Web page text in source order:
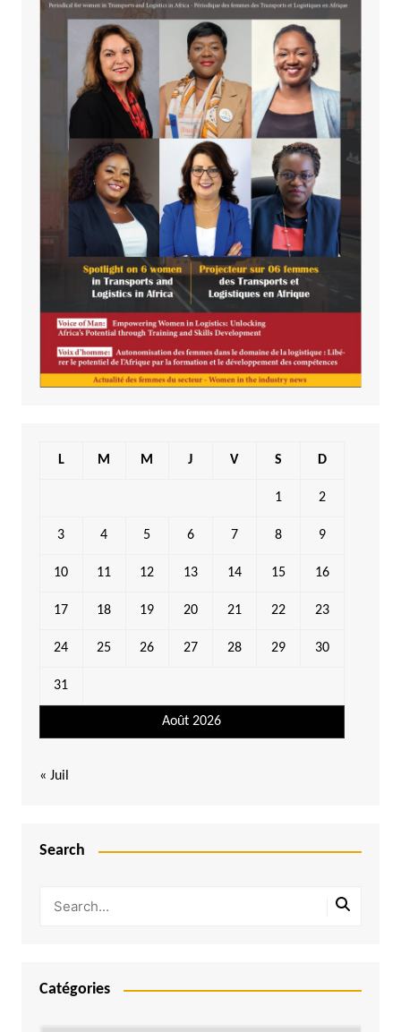
Août 2026
L M M J V S D
1 2
3 4 5 6 7 8 9
10 11 12 13 14 15 16
17 18 19 20 21 22 23
24 25 26 27 28 29 30
31
« Juil
Search
Catégories